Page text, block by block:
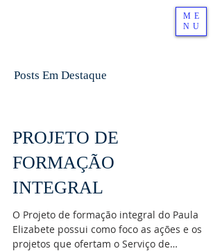
ME
NU
Posts Em Destaque
PROJETO DE
FORMAÇÃO
INTEGRAL
O Projeto de formação integral do Paula
Elizabete possui como foco as ações e os
projetos que ofertam o Serviço de